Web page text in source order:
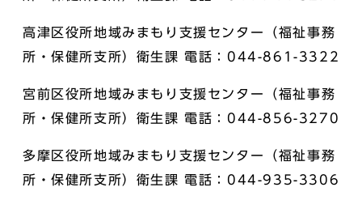
高津区役所地域みまもり支援センター（福祉事務
所・保健所支所）衛生課 電話：044-861-3322
宮前区役所地域みまもり支援センター（福祉事務
所・保健所支所）衛生課 電話：044-856-3270
多摩区役所地域みまもり支援センター（福祉事務
所・保健所支所）衛生課 電話：044-935-3306